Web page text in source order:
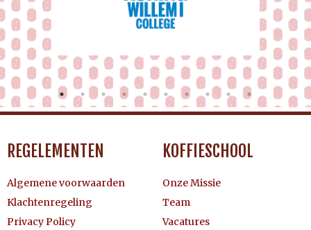
REGELEMENTEN
Algemene voorwaarden
Klachtenregeling
Privacy Policy
KOFFIESCHOOL
Onze Missie
Team
Vacatures